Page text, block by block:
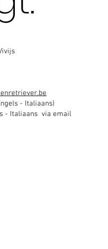
- Italiaans)
- Italiaans via email